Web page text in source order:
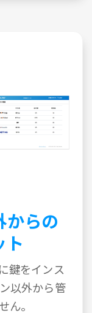
からの
ト
鍵をインス
以外から管
ん。